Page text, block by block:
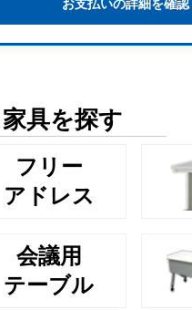
お支払いの詳細を確認
具を探す
フリー
アドレス
会議用
テーブル